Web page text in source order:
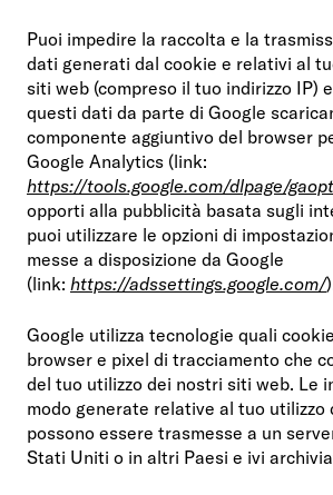
Puoi impedire la raccolta e la
dati generati dal cookie e relativi al
siti web (compreso il tuo indirizzo IP)
questi dati da parte di Google
componente aggiuntivo del browser
Google Analytics (link:
https://tools.google.com/dlpage/
opporti alla pubblicità basata sugli
puoi utilizzare le opzioni di
messe a disposizione da Google
(link: https://adssettings.google.com/
Google utilizza tecnologie quali
browser e pixel di tracciamento che
del tuo utilizzo dei nostri siti web. Le
modo generate relative al tuo
possono essere trasmesse a un
Stati Uniti o in altri Paesi e ivi